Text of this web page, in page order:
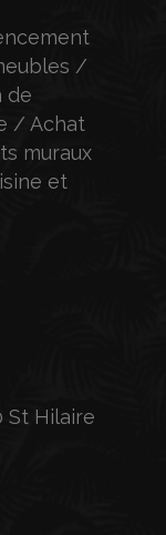
/
de
/ Achat
muraux
et
St Hilaire